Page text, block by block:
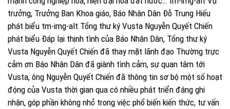
trưởng, Trưởng Ban Khoa giáo, Báo Nhân Dân Đỗ Trung Hiếu
phát biểu tm-img-alt Tổng thư ký Vusta Nguyễn Quyết Chiến
phát biểu Đáp lại thịnh tình của Báo Nhân Dân, Tổng thư ký
Vusta Nguyễn Quyết Chiến đã thay mặt lãnh đạo Thường trực
cảm ơn Báo Nhân Dân đã giành tình cảm, sự quan tâm tới
Vusta, ông Nguyễn Quyết Chiến đã thông tin sơ bộ một số hoạt
động của Vusta thời gian qua có nhiều phát triển đáng ghi
nhận, góp phần không nhỏ trong việc phổ biến kiến thức, tư vấn